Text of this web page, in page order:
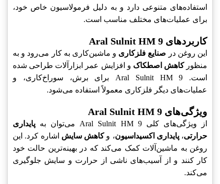
استفاده‌های متنوعی دارد و به دلیل فرمولاسیون خاص خود،
برای عملیات‌های مختلف مناسب است.
کاربردهای Aral Sulnit HM 9
این روغن در صنایع فلزکاری و ماشین‌کاری به کار می‌رود و به
منظورکاهش اصطکاک و افزایش عمر ابزارآلات طراحی شده
است. Aral Sulnit HM 9 برای برش، سوراخ‌کاری، و
عملیات‌های دیگر فلزکاری معمولاً استفاده می‌شود.
ویژگی‌های Aral Sulnit HM 9
از ویژگی‌های کلی Aral Sulnit HM 9 می‌توان به
پایداری
حرارتی،پایداری اکسیداسیون، وکاهش سایش اشاره کرد. این
روغن به ماشین‌آلات کمک می‌کند که در بهینه‌ترین حالت خود
کار کنند و از آسیب‌های ناشی از حرارت و سایش جلوگیری
می‌کند.